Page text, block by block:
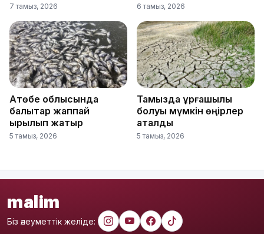
7 тамыз, 2026 6 тамыз, 2026
Ақтөбе облысында
балықтар жаппай
қырылып жатыр
5 тамыз, 2026
Тамызда құрғақшылық
болуы мүмкін өңірлер
аталды
5 тамыз, 2026
malim
Біз әлеуметтік желіде: